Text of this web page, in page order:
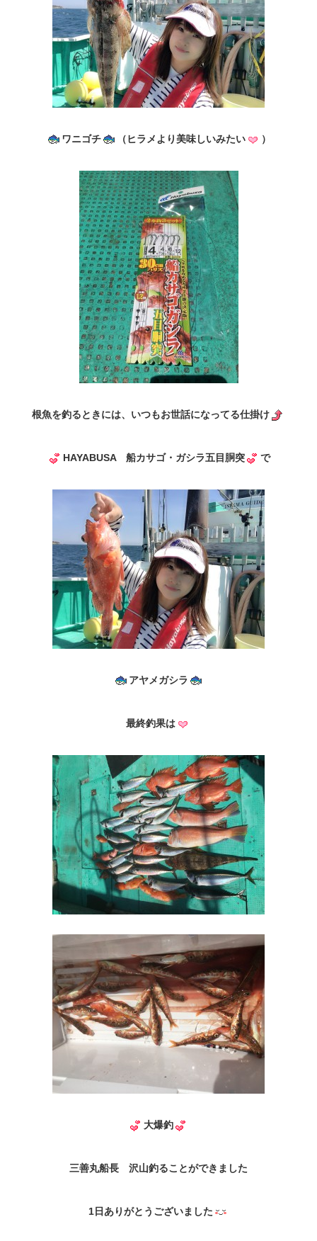
ワニゴチ （ヒラメより美味しいみたい ）
根魚を釣るときには、いつもお世話になってる仕掛け
HAYABUSA 船カサゴ・ガシラ五目胴突 で
アヤメガシラ
最終釣果は
大爆釣
三善丸船長 沢山釣ることができました
1日ありがとうございました